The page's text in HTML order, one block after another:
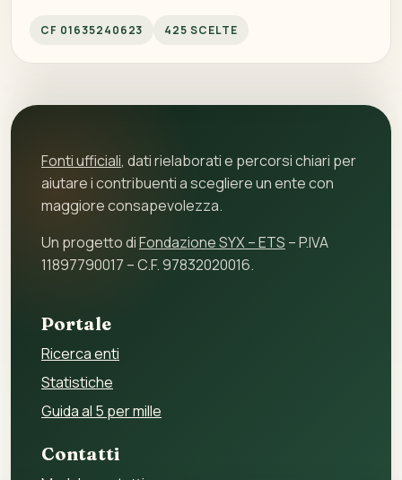
CF 01635240623 425 SCELTE
Fonti ufficiali, dati rielaborati e percorsi chiari per
aiutare i contribuenti a scegliere un ente con
maggiore consapevolezza.
Un progetto diFondazione SYX – ETS – P.IVA
11897790017 – C.F. 97832020016.
Portale
Ricerca enti
Statistiche
Guida al 5 per mille
Contatti